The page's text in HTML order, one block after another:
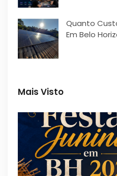
Quanto
Em Belo
Mais Visto